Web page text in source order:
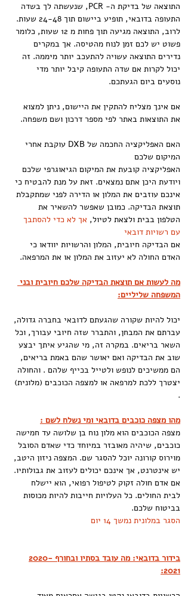
התוצאה של בדיקת ה- PCR, שנעשתה לך בשדה
התעופה בדובאי, תופיע ביישום תוך 24-48 שעות.
לרוב, התוצאה מגיעה תוך פחות מ 12 שעות, כלומר
פשוט יש לכם זמן לנוח מהטיסה. אך במקרים
נדירים התוצאה עשויה להתעכב יותר מיממה. זה
יכול לקרות אם שדה התעופה קיבל יותר מדי
נוסעים ביום הגעתכם.
אם אינך מצליח להתקין את היישום, ניתן למצוא
את התוצאות באתר לפי מספר דרכון ושם משפחה.
האם האפליקציה החכמה של DXB עוקבת אחרי
המיקום שלכם
האפליקציה קובעת את המיקום הגיאוגרפי שלכם
ויודעת היכן אתם נמצאים. זאת על מנת להבטיח כי
אינכם עוזבים את המלון או הדירה לפני שמתקבלת
תוצאת הבדיקה. כמובן שאפשר להשאיר את
הטלפון בבית ולצאת לטיול, אך לא כדי להסתבך
עם רשויות דובאי
אם הבדיקה חיובית, המלון והרשויות יוודאו כי
האדם החולה לא יעזוב את המלון או את המרפאה.
מה לעשות אם תוצאת הבדיקה שלכם חיובית ובני
המשפחה שליליים:
יכול להיות שקורה שהגעתם לדובאי בחברה גדולה,
עברתם את המבחן, והתברר שזה חיובי עבורך, וכל
השאר בריאים. במקרה זה, מי שהגיע איתך יבצע
שוב את הבדיקה ואם יאושר שהם באמת בריאים,
הם ממשיכים לנופש ולטייל בכייף שלהם . והחולה
יצטרך ללכת למרפאה או למצפה הכוכבים (מלונית)
.
מהו מצפה כוכבים בדובאי ומי נשלח לשם :
מצפה הכוכבים הוא מלון נוח בן שלושה עד חמישה
כוכבים, שיהיה מאובזר במיוחד כדי שאדם הסובל
מוירוס קורונה יוכל להסגר שם. המצפה ניזון היטב,
יש אינטרנט, אך אינכם יכולים לעזוב את גבולותיו.
אם אדם חולה זקוק לטיפול רפואי, הוא יישלח
לבית החולים. כל העלויות חייבות להיות מכוסות
בביטוח שלכם.
הסגר במלונית נמשך 14 יום
בידור בדובאי: מה עובד בסתיו ובחורף 2020-
2021: